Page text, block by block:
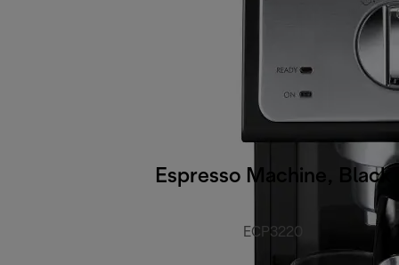
Espresso Machine, Black
ECP3220